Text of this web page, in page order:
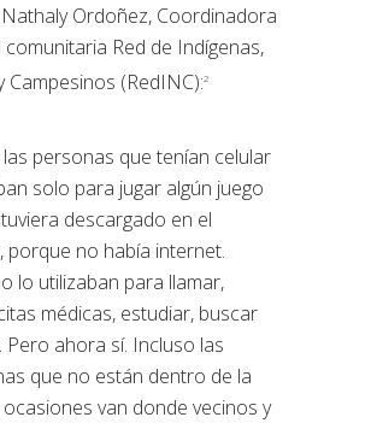
Ordoñez, Coordinadora
comunitaria Red de Indígenas,
Campesinos (RedINC):2
las personas que tenían celular
solo para jugar algún juego
descargado en el
porque no había internet.
lo utilizaban para llamar,
médicas, estudiar, buscar
Pero ahora sí. Incluso las
que no están dentro de la
van donde vecinos y